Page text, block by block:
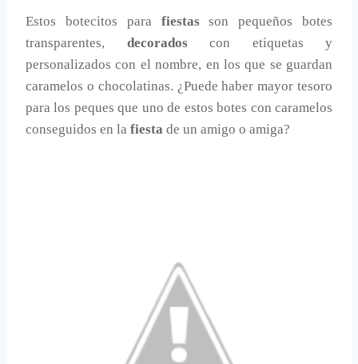
Estos botecitos para fiestasson pequeños botes
transparentes, decorados con etiquetas y
personalizados con el nombre, en los que se guardan
caramelos o chocolatinas. ¿Puede haber mayor tesoro
para los peques que uno de estos botes con caramelos
conseguidos en la fiesta de un amigo o amiga?